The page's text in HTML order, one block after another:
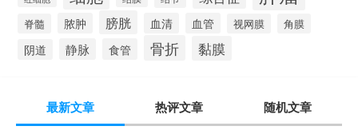
脊髓 脓肿 膀胱 血清 血管 视网膜 角膜
阴道 静脉 食管 骨折 黏膜
最新文章 热评文章 随机文章